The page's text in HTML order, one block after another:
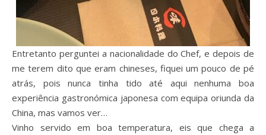
Entretanto perguntei a nacionalidade do Chef, e depois de
me terem dito que eram chineses, fiquei um pouco de pé
atrás, pois nunca tinha tido até aqui nenhuma boa
experiência gastronómica japonesa com equipa oriunda da
China, mas vamos ver…
Vinho servido em boa temperatura, eis que chega a